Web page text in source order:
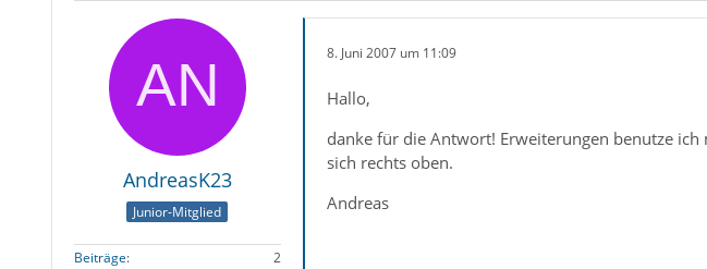
AndreasK23
Junior-Mitglied
Beiträge
2
8. Juni 2007 um 11:09
Hallo,
danke für die Antwort! Erweiterungen benutze
sich rechts oben.
Andreas